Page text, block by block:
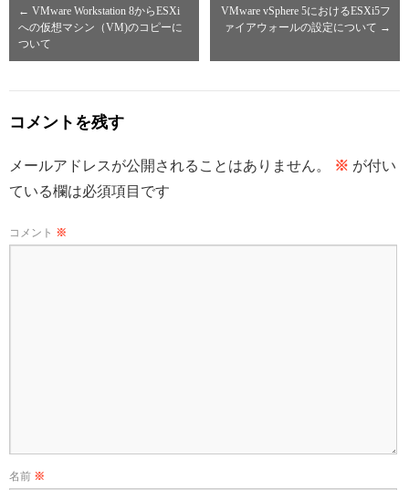
← VMware Workstation 8からESXi
への仮想マシン（VM)のコピーに
ついて
VMware vSphere 5におけるESXi5フ
ァイアウォールの設定について →
コメントを残す
メールアドレスが公開されることはありません。 ※ が付い
ている欄は必須項目です
コメント ※
名前 ※